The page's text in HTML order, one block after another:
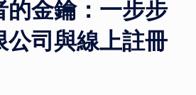
的金鑰：一步步
公司與線上註冊